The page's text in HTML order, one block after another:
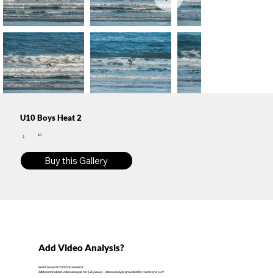
U10 Boys Heat 2
$
10
Buy this Gallery
Add Video Analysis?
Want to learn from this session?
Add personalized video analysis for $20/wave. Video analysis provided by Hurricane Surf.